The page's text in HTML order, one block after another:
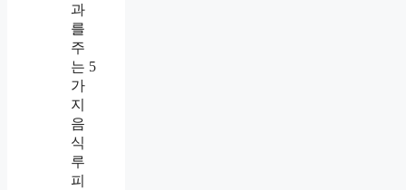
과
를
주
는 5
가
지
음
식
루
피